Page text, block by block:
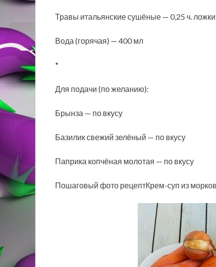
Травы итальянские сушёные — 0,25 ч. ложки
Вода (горячая) — 400 мл
*
Для подачи (по желанию):
Брынза — по вкусу
Базилик свежий зелёный — по вкусу
Паприка копчёная молотая — по вкусу
Пошаговый фото рецептКрем-суп из